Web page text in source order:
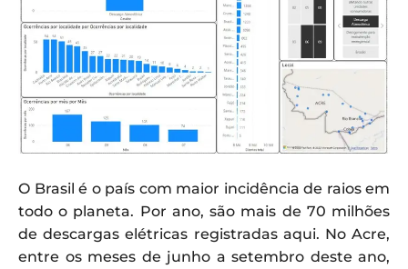
O Brasil é o país com maior incidência de raios em
todo o planeta. Por ano, são mais de 70 milhões
de descargas elétricas registradas aqui. No Acre,
entre os meses de junho a setembro deste ano,